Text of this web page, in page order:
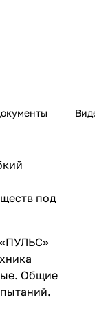
под
Общие